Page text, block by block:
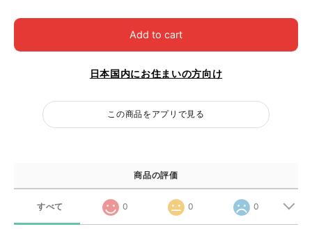
Add to cart
日本国内にお住まいの方向け
この商品をアプリで見る
商品の評価
すべて 0 0 0